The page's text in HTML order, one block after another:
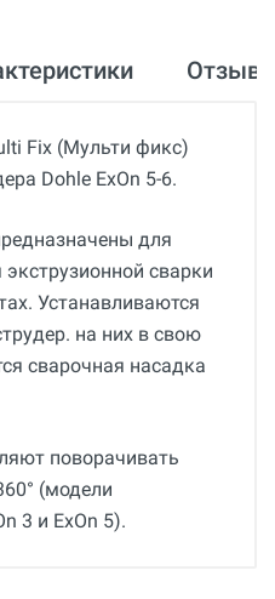
Fix (Мульти фикс)
Dohle ExOn 5-6.
для
сварки
Устанавливаются
на них в свою
сварочная насадка
поворачивать
(модели
3 и ExOn 5).